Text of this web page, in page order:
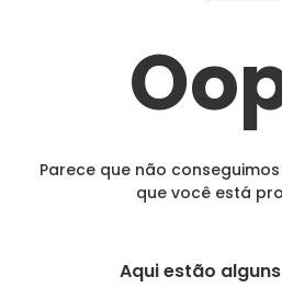
Parece que não
que você está
Aqui estão